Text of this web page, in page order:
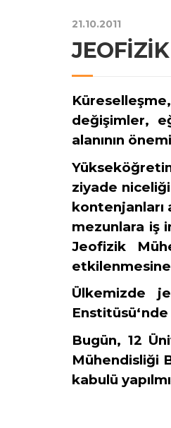
21.10.2011
değişimler,
alanının
ziyade
kontenjanları
mezunlara iş
Jeofizik
Ülkemizde
Bugün, 12
Mühendisliği
kabulü